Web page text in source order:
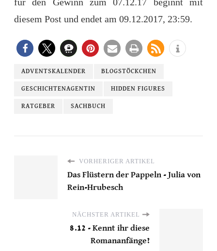
diesem Post und endet am 09.12.2017, 23:59.
ADVENTSKALENDER BLOGSTÖCKCHEN
GESCHICHTENAGENTIN HIDDEN FIGURES
RATGEBER SACHBUCH
VORHERIGER ARTIKEL
Das Flüstern der Pappeln - Julia von
Rein-Hrubesch
NÄCHSTER ARTIKEL
8.12 - Kennt ihr diese
Romananfänge?